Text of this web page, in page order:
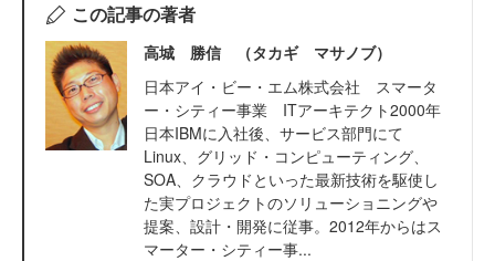
この記事の著者
高城 勝信 （タカギ マサノブ）
日本アイ・ビー・エム株式会社 スマータ
ー・シティー事業 ITアーキテクト2000年
日本IBMに入社後、サービス部門にて
Linux、グリッド・コンピューティング、
SOA、クラウドといった最新技術を駆使し
た実プロジェクトのソリューショニングや
提案、設計・開発に従事。2012年からはス
マーター・シティー事...